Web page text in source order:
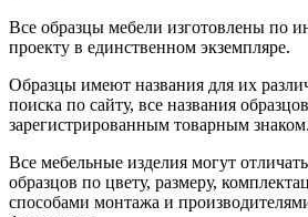
Все образцы мебели изготовлены по
проекту в единственном экземпляре.
Образцы имеют названия для их
поиска по сайту, все названия
зарегистрированным товарным знаком.
Все мебельные изделия могут
образцов по цвету, размеру,
способами монтажа и